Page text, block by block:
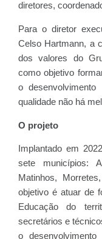
diretores,
Para o diretor
Celso Hartmann, a
dos valores do
como objetivo
o
qualidade não há
O projeto
Implantado em
sete municípios:
Matinhos,
objetivo é atuar de
Educação do
secretários e
o